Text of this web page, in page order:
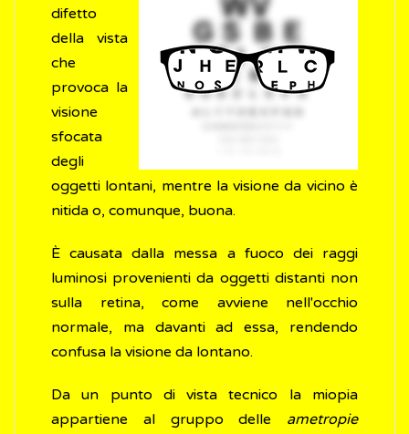
difetto
della vista
che
provoca la
visione
sfocata
degli
oggetti lontani, mentre la visione da vicino è
nitida o, comunque, buona.
È causata dalla messa a fuoco dei raggi
luminosi provenienti da oggetti distanti non
sulla retina, come avviene nell'occhio
normale, ma davanti ad essa, rendendo
confusa la visione da lontano.
Da un punto di vista tecnico la miopia
appartiene al gruppo delle ametropie